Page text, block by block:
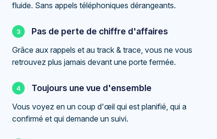
fluide. Sans appels téléphoniques dérangeants.
Pas de perte de chiffre d'affaires
Grâce aux rappels et au track & trace, vous ne vous
retrouvez plus jamais devant une porte fermée.
Toujours une vue d'ensemble
Vous voyez en un coup d'œil qui est planifié, qui a
confirmé et qui demande un suivi.